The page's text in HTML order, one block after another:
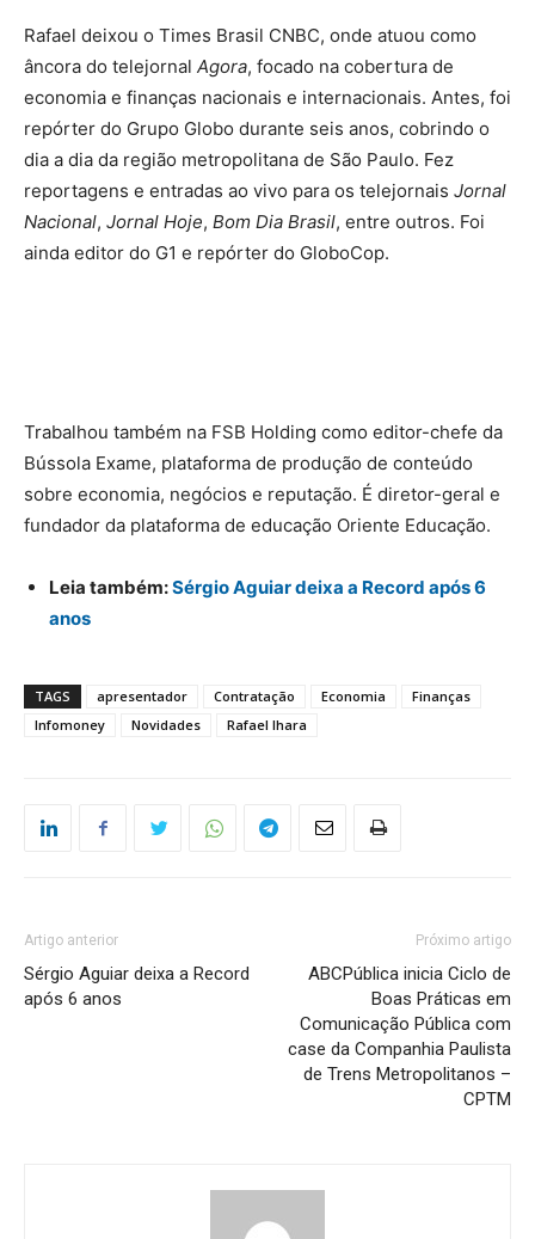
Rafael deixou o Times Brasil CNBC, onde atuou como
âncora do telejornal Agora, focado na cobertura de
economia e finanças nacionais e internacionais. Antes, foi
repórter do Grupo Globo durante seis anos, cobrindo o
dia a dia da região metropolitana de São Paulo. Fez
reportagens e entradas ao vivo para os telejornais Jornal
Nacional, Jornal Hoje, Bom Dia Brasil, entre outros. Foi
ainda editor do G1 e repórter do GloboCop.
Trabalhou também na FSB Holding como editor-chefe da
Bússola Exame, plataforma de produção de conteúdo
sobre economia, negócios e reputação. É diretor-geral e
fundador da plataforma de educação Oriente Educação.
Leia também:Sérgio Aguiar deixa a Record após 6
anos
TAGS apresentador Contratação Economia
Finanças
Infomoney
Novidades Rafael Ihara
Artigo anterior
Sérgio Aguiar deixa a Record
após 6 anos
Próximo artigo
ABCPública inicia Ciclo de
Boas Práticas em
Comunicação Pública com
case da Companhia Paulista
de Trens Metropolitanos –
CPTM